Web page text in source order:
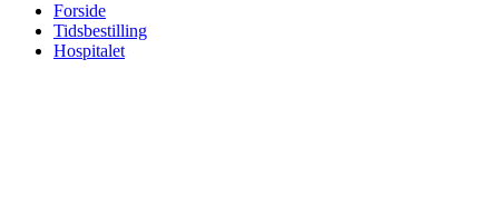
Forside
Tidsbestilling
Hospitalet